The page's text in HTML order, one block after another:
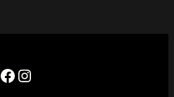
Facebook
Instagram